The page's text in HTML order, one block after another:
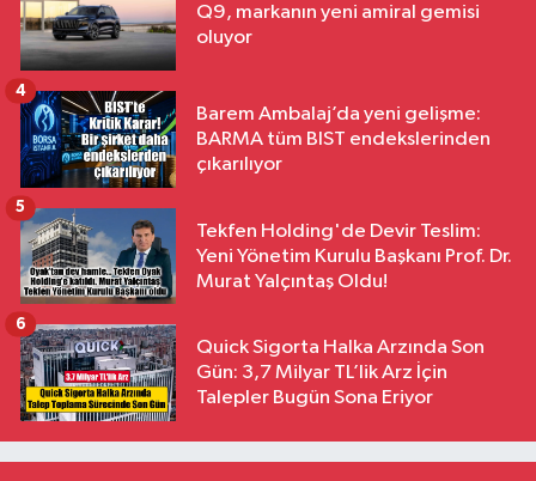
Q9, markanın yeni amiral gemisi
oluyor
Barem Ambalaj’da yeni gelişme:
BARMA tüm BIST endekslerinden
çıkarılıyor
4
Tekfen Holding'de Devir Teslim:
Yeni Yönetim Kurulu Başkanı Prof. Dr.
Murat Yalçıntaş Oldu!
5
Quick Sigorta Halka Arzında Son
Gün: 3,7 Milyar TL’lik Arz İçin
Talepler Bugün Sona Eriyor
6